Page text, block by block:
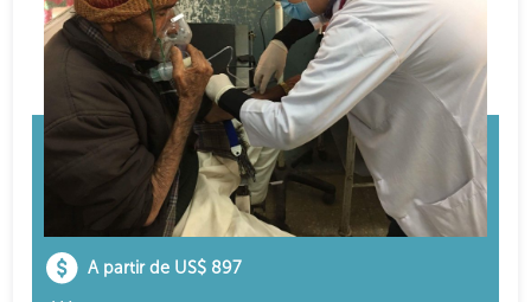
A partir de US$ 897